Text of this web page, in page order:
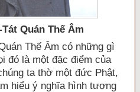
Quán Thế Âm
Thế Âm có những gì
đó là một đặc điểm của
ta thờ một đức Phật,
hiểu ý nghĩa hình tượng